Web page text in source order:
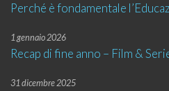
Perché è fondamentale
1 gennaio 2026
Recap di fine anno – Film &
31 dicembre 2025